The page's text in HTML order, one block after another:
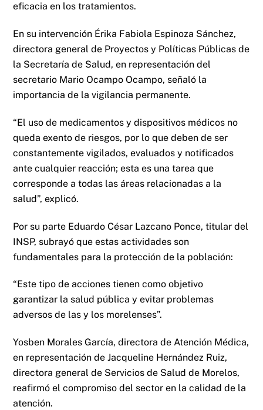
eficacia en los tratamientos.
En su intervención Érika Fabiola Espinoza Sánchez,
directora general de Proyectos y Políticas Públicas de
la Secretaría de Salud, en representación del
secretario Mario Ocampo Ocampo, señaló la
importancia de la vigilancia permanente.
“El uso de medicamentos y dispositivos médicos no
queda exento de riesgos, por lo que deben de ser
constantemente vigilados, evaluados y notificados
ante cualquier reacción; esta es una tarea que
corresponde a todas las áreas relacionadas a la
salud”, explicó.
Por su parte Eduardo César Lazcano Ponce, titular del
INSP, subrayó que estas actividades son
fundamentales para la protección de la población:
“Este tipo de acciones tienen como objetivo
garantizar la salud pública y evitar problemas
adversos de las y los morelenses”.
Yosben Morales García, directora de Atención Médica,
en representación de Jacqueline Hernández Ruiz,
directora general de Servicios de Salud de Morelos,
reafirmó el compromiso del sector en la calidad de la
atención.